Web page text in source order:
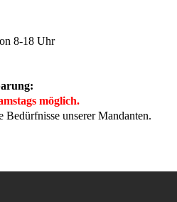
8-18 Uhr
möglich.
unserer Mandanten.